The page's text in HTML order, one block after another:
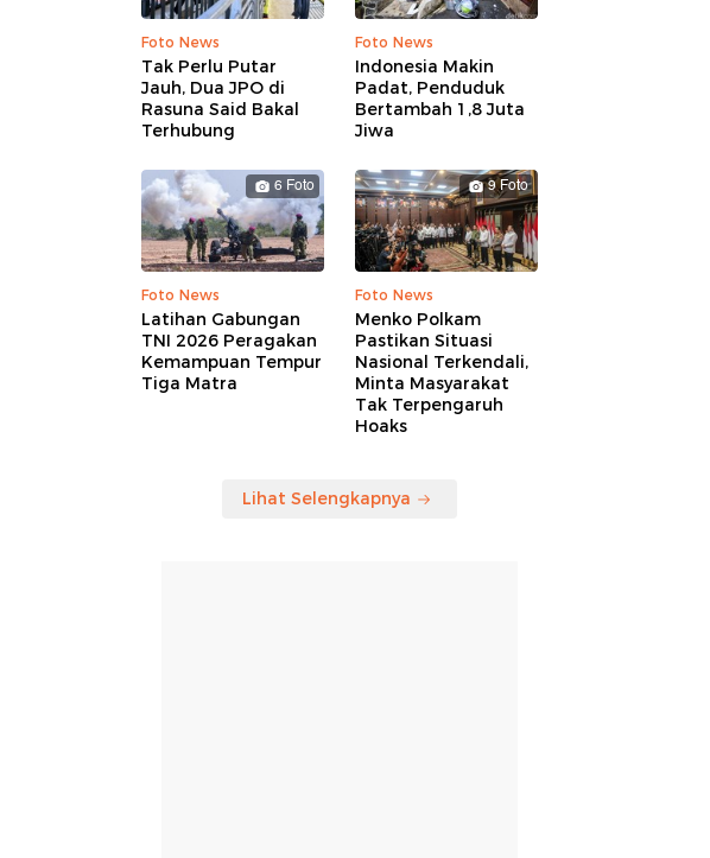
Foto News
Tak Perlu Putar
Jauh, Dua JPO di
Rasuna Said Bakal
Terhubung
Foto News
Indonesia Makin
Padat, Penduduk
Bertambah 1,8 Juta
Jiwa
6 Foto
Foto News
Latihan Gabungan
TNI 2026 Peragakan
Kemampuan Tempur
Tiga Matra
9 Foto
Foto News
Menko Polkam
Pastikan Situasi
Nasional Terkendali,
Minta Masyarakat
Tak Terpengaruh
Hoaks
Lihat Selengkapnya